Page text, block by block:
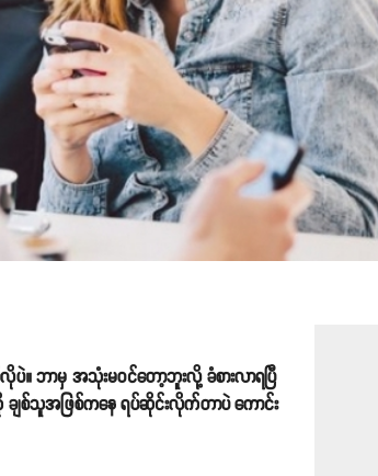
ဘာမှ အသုံးမဝင်တော့ဘူးလို့ ခံစားလာရပြီ
သူအဖြစ်ကနေ ရပ်ဆိုင်းလိုက်တာပဲ ကောင်း